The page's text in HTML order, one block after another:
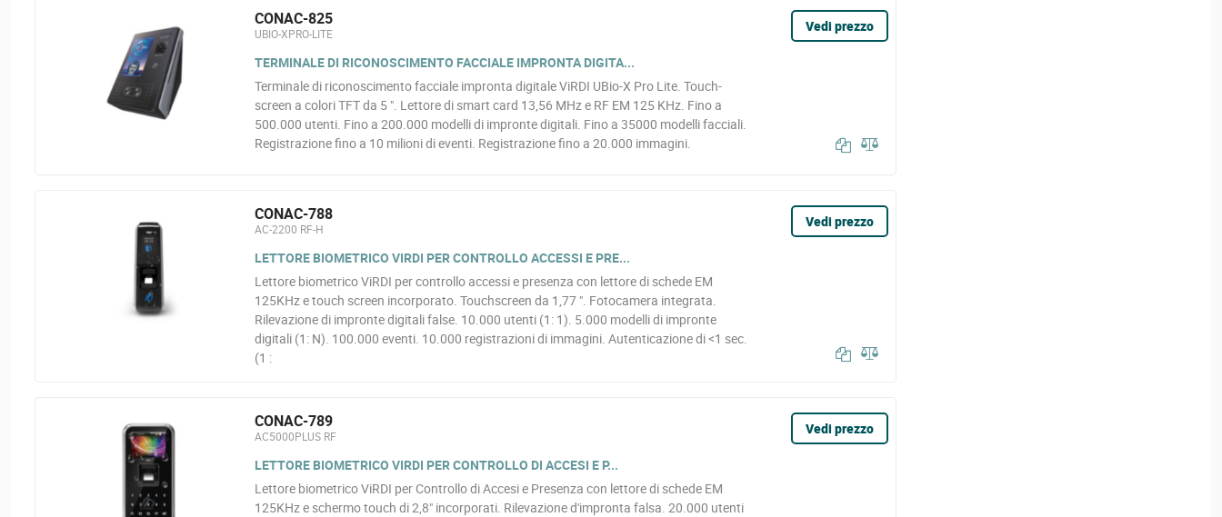
CONAC-825
UBIO-XPRO-LITE
TERMINALE DI RICONOSCIMENTO FACCIALE IMPRONTA DIGITA...
Terminale di riconoscimento facciale impronta digitale ViRDI UBio-X Pro Lite. Touch-
screen a colori TFT da 5 ". Lettore di smart card 13,56 MHz e RF EM 125 KHz. Fino a
500.000 utenti. Fino a 200.000 modelli di impronte digitali. Fino a 35000 modelli facciali.
Registrazione fino a 10 milioni di eventi. Registrazione fino a 20.000 immagini.
Vedi prezzo
CONAC-788
AC-2200 RF-H
LETTORE BIOMETRICO VIRDI PER CONTROLLO ACCESSI E PRE...
Lettore biometrico ViRDI per controllo accessi e presenza con lettore di schede EM
125KHz e touch screen incorporato. Touchscreen da 1,77 ". Fotocamera integrata.
Rilevazione di impronte digitali false. 10.000 utenti (1: 1). 5.000 modelli di impronte
digitali (1: N). 100.000 eventi. 10.000 registrazioni di immagini. Autenticazione di <1 sec.
(1 :
Vedi prezzo
CONAC-789
AC5000PLUS RF
LETTORE BIOMETRICO VIRDI PER CONTROLLO DI ACCESI E P...
Lettore biometrico ViRDI per Controllo di Accesi e Presenza con lettore di schede EM
125KHz e schermo touch di 2,8" incorporati. Rilevazione d'impronta falsa. 20.000 utenti
Vedi prezzo